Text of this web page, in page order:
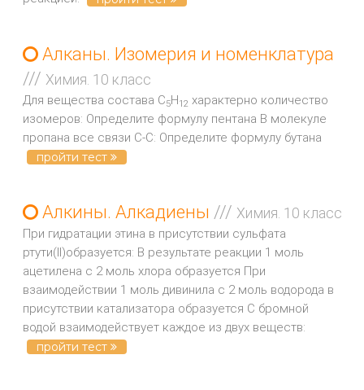
Алканы. Изомерия и номенклатура
/// Химия. 10 класс
Для вещества состава С5Н12 характерно количество
изомеров: Определите формулу пентана В молекуле
пропана все связи С-С: Определите формулу бутана
пройти тест
Алкины. Алкадиены /// Химия. 10 класс
При гидратации этина в присутствии сульфата
ртути(II)образуется: В результате реакции 1 моль
ацетилена с 2 моль хлора образуется При
взаимодействии 1 моль дивинила с 2 моль водорода в
присутствии катализатора образуется С бромной
водой взаимодействует каждое из двух веществ:
пройти тест